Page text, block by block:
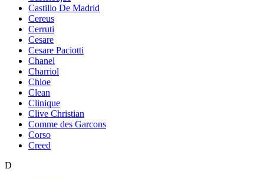
Castillo De Madrid
Cereus
Cerruti
Cesare
Cesare Paciotti
Chanel
Charriol
Chloe
Clean
Clinique
Clive Christian
Comme des Garcons
Corso
Creed
D